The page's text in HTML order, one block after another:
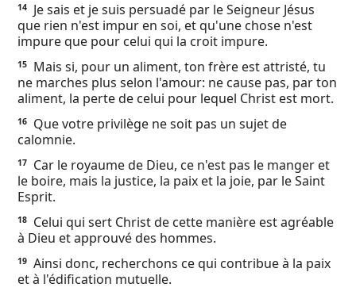
14
Je sais et je suis persuadé par le Seigneur Jésus
que rien n'est impur en soi, et qu'une chose n'est
impure que pour celui qui la croit impure.
15
Mais si, pour un aliment, ton frère est attristé, tu
ne marches plus selon l'amour: ne cause pas, par ton
aliment, la perte de celui pour lequel Christ est mort.
16
Que votre privilège ne soit pas un sujet de
calomnie.
17
Car le royaume de Dieu, ce n'est pas le manger et
le boire, mais la justice, la paix et la joie, par le Saint
Esprit.
18
Celui qui sert Christ de cette manière est agréable
à Dieu et approuvé des hommes.
19 Ainsi donc, recherchons ce qui contribue à la paix
et à l'édification mutuelle.